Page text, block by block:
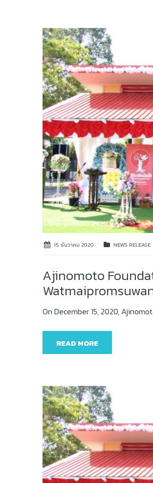
15 ธันวาคม 2020 NEWS RELEASE
Ajinomoto
On December 15, 2020,
READ MORE